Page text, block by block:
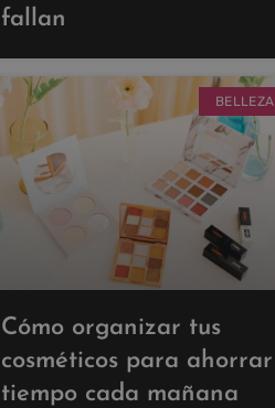
fallan
BELLEZA
Cómo organizar tus
cosméticos para ahorrar
tiempo cada mañana